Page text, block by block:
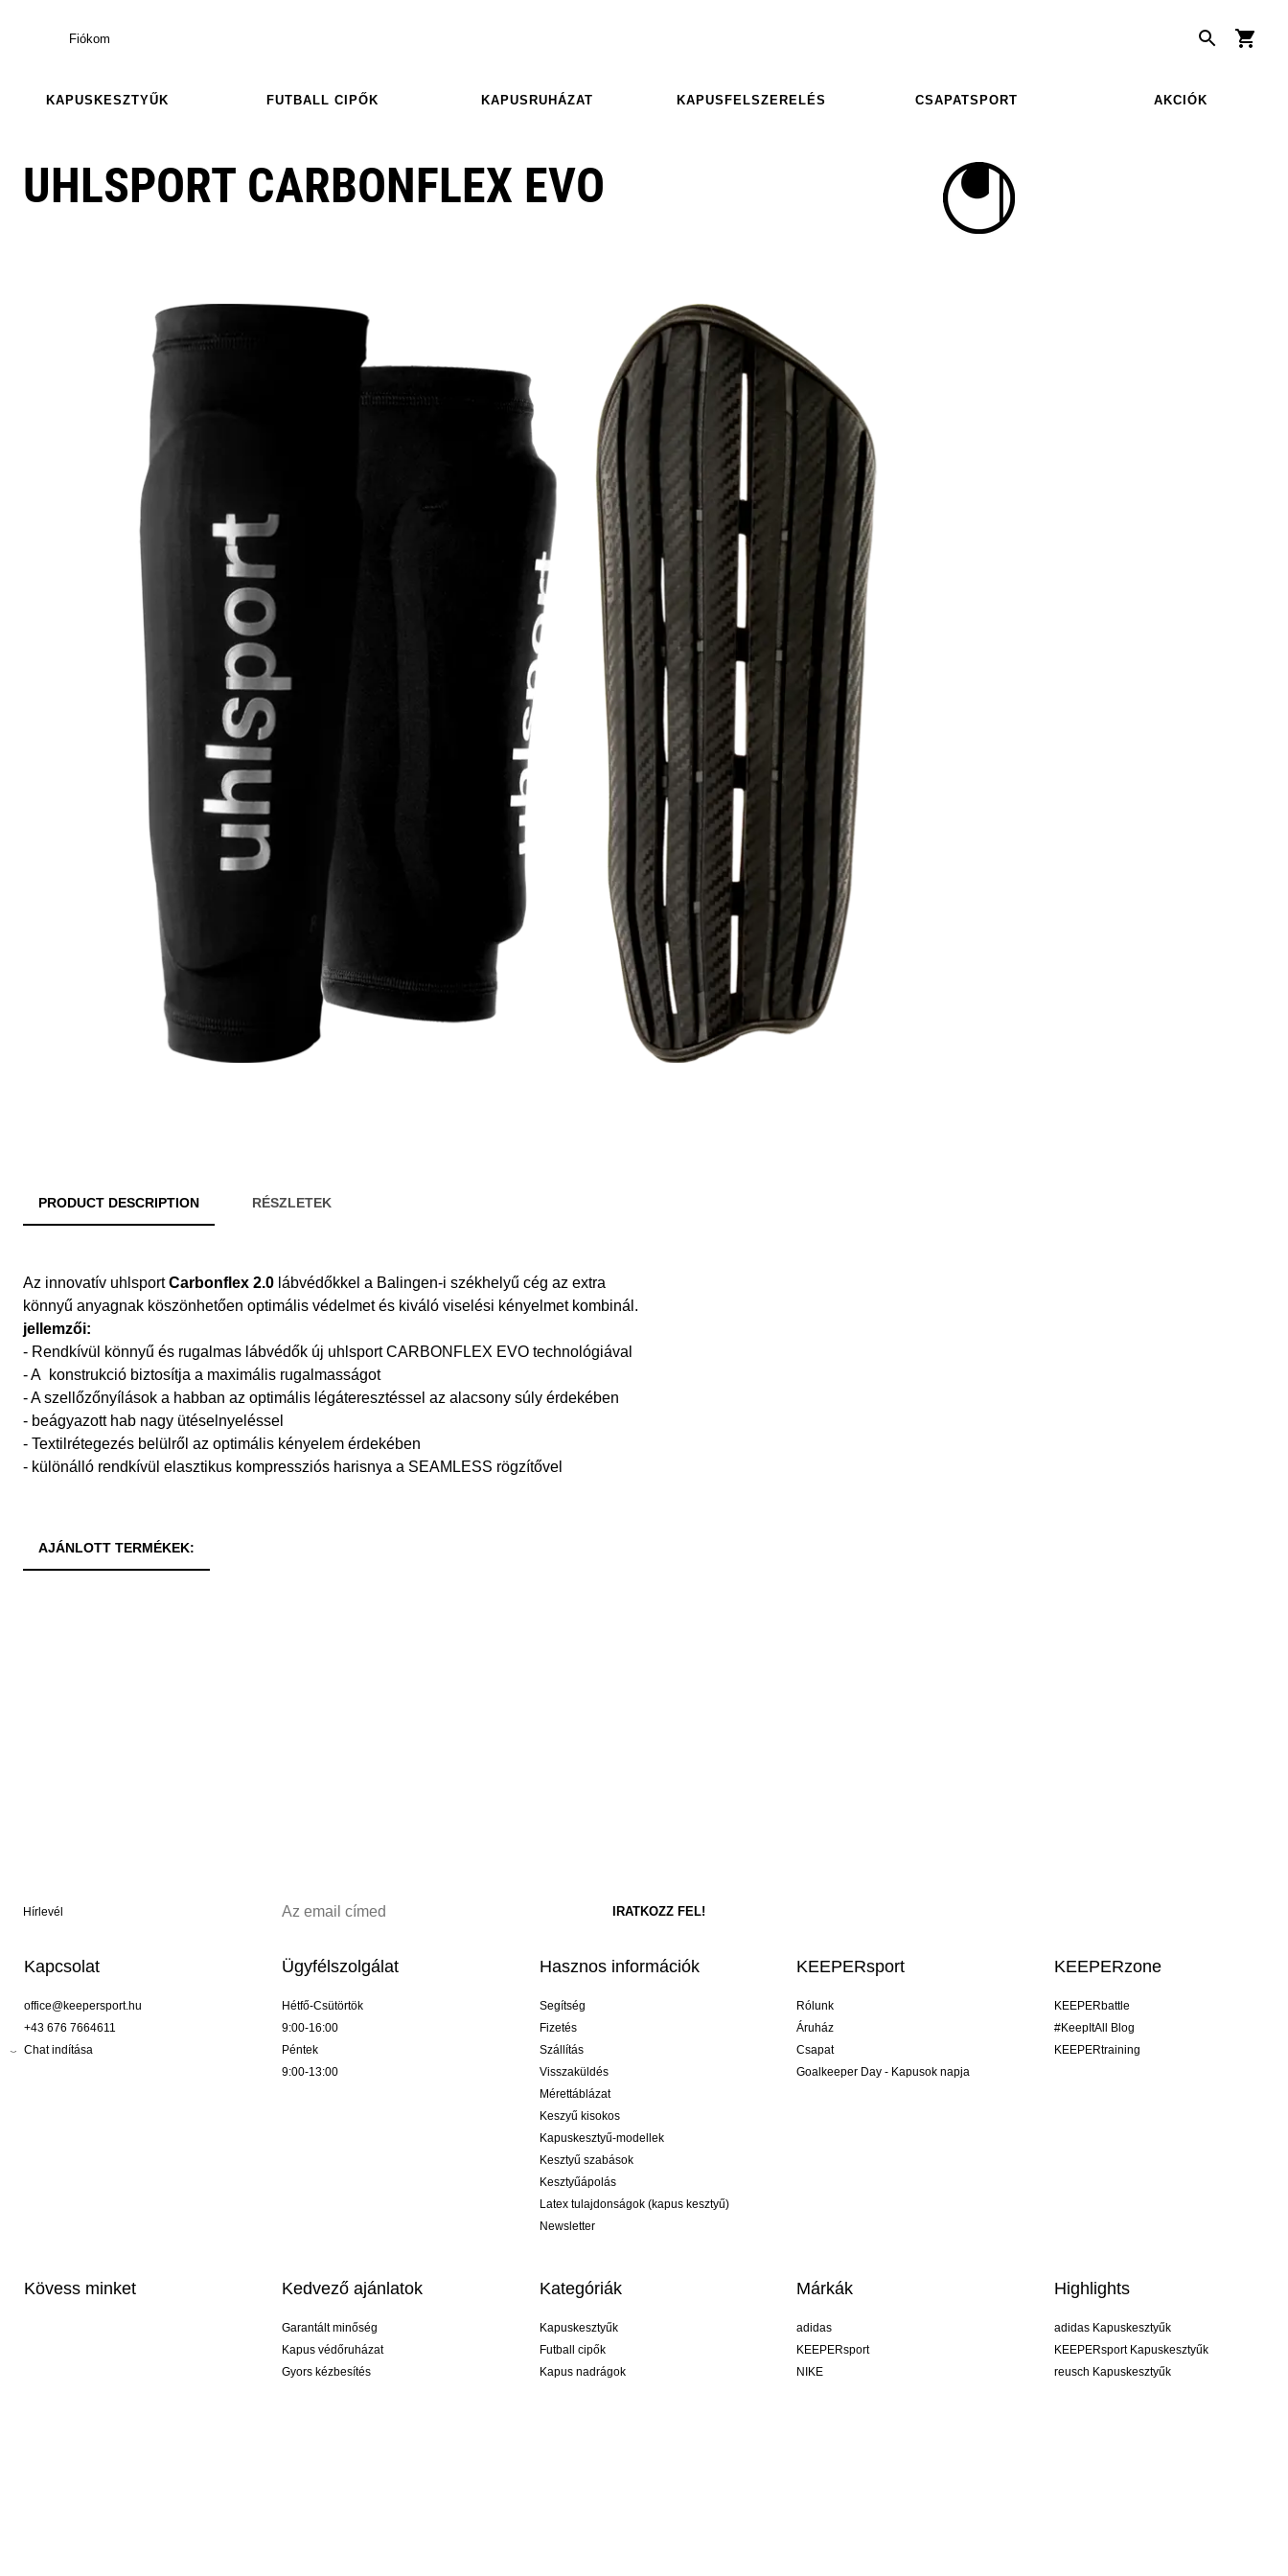
Fiókom
KAPUSKESZTYŰK FUTBALL CIPŐK KAPUSRUHÁZAT KAPUSFELSZERELÉS CSAPATSPORT AKCIÓK
UHLSPORT CARBONFLEX EVO
PRODUCT DESCRIPTION RÉSZLETEK
Az innovatív uhlsportCarbonflex 2.0 lábvédőkkel a Balingen-i székhelyű cég az extra
könnyű anyagnak köszönhetően optimális védelmet és kiváló viselési kényelmet kombinál.
jellemzői:
- Rendkívül könnyű és rugalmas lábvédők új uhlsport CARBONFLEX EVO technológiával
- A konstrukció biztosítja a maximális rugalmasságot
- A szellőzőnyílások a habban az optimális légáteresztéssel az alacsony súly érdekében
- beágyazott hab nagy ütéselnyeléssel
- Textilrétegezés belülről az optimális kényelem érdekében
- különálló rendkívül elasztikus kompressziós harisnya a SEAMLESS rögzítővel
AJÁNLOTT TERMÉKEK:
Hírlevél
Kapcsolat
office@keepersport.hu
+43 676 7664611
Chat indítása
Ügyfélszolgálat
Hétfő-Csütörtök
9:00-16:00
Péntek
9:00-13:00
Hasznos információk
Segítség
Fizetés
Szállítás
Visszaküldés
Mérettáblázat
Keszyű kisokos
Kapuskesztyű-modellek
Kesztyű szabások
Kesztyűápolás
Latex tulajdonságok (kapus kesztyű)
Newsletter
KEEPERsport
Rólunk
Áruház
Csapat
Goalkeeper Day - Kapusok napja
KEEPERzone
KEEPERbattle
#KeepItAll Blog
KEEPERtraining
Kövess minket Kedvező ajánlatok
Garantált minőség
Kapus védőruházat
Gyors kézbesítés
Kategóriák
Kapuskesztyűk
Futball cipők
Kapus nadrágok
Márkák
adidas
KEEPERsport
NIKE
Highlights
adidas Kapuskesztyűk
KEEPERsport Kapuskesztyűk
reusch Kapuskesztyűk